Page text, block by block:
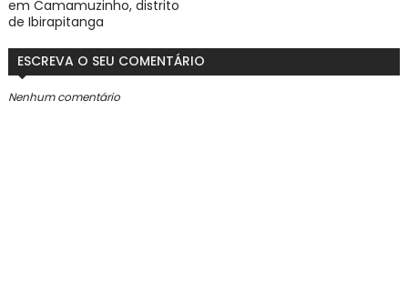
em Camamuzinho, distrito
de Ibirapitanga
ESCREVA O SEU COMENTÁRIO
Nenhum comentário